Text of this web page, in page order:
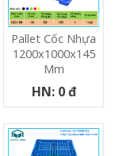
Pallet Cốc Nhựa
1200x1000x145
Mm
HN: 0 đ